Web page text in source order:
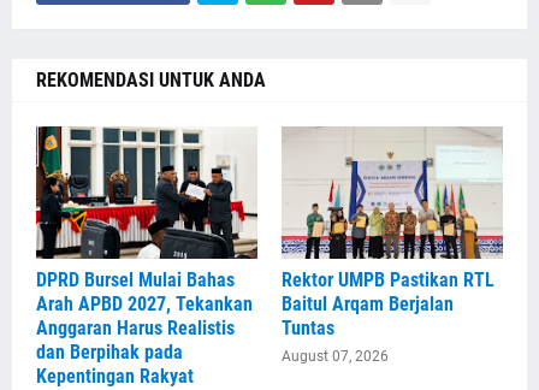
REKOMENDASI UNTUK ANDA
DPRD Bursel Mulai Bahas
Arah APBD 2027, Tekankan
Anggaran Harus Realistis
dan Berpihak pada
Kepentingan Rakyat
Rektor UMPB Pastikan RTL
Baitul Arqam Berjalan
Tuntas
August 07, 2026